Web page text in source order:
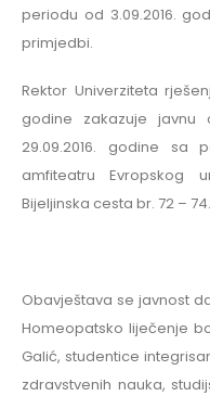
periodu od 3.09.2016.
primjedbi.
Rektor Univerziteta
godine zakazuje javnu
29.09.2016. godine sa
amfiteatru Evropskog
Bijeljinska cesta br. 72 – 74.
Obavještava se javnost
Homeopatsko liječenje
Galić, studentice
zdravstvenih nauka,